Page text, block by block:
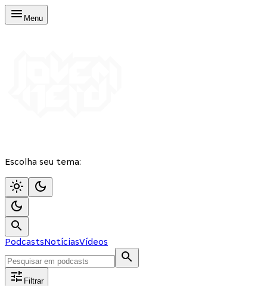
Menu
Escolha seu tema:
PodcastsNotíciasVídeos
Filtrar